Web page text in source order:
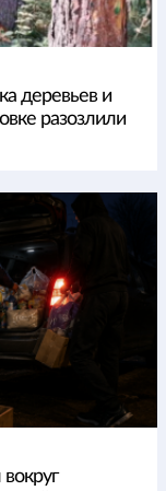
деревьев и
разозлили